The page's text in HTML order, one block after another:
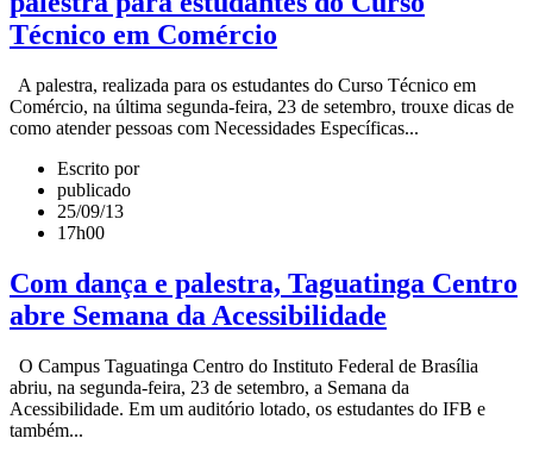
Técnico em Comércio
A palestra, realizada para os estudantes do Curso Técnico em
Comércio, na última segunda-feira, 23 de setembro, trouxe dicas de
como atender pessoas com Necessidades Específicas...
Escrito por
publicado
25/09/13
17h00
Com dança e palestra, Taguatinga Centro
abre Semana da Acessibilidade
O Campus Taguatinga Centro do Instituto Federal de Brasília
abriu, na segunda-feira, 23 de setembro, a Semana da
Acessibilidade. Em um auditório lotado, os estudantes do IFB e
também...